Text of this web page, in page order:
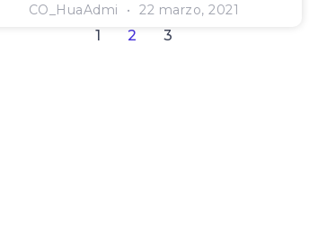
CO_HuaAdmi 22 marzo, 2021
1 2 3